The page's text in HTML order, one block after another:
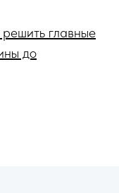
главные
до